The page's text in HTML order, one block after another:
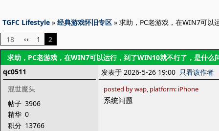
TGFC Lifestyle » 经典游戏怀旧专区 » 求助，PC老游戏，在WIN7可以
18
‹‹ 1
2
求助，PC老游戏，在WIN7可以运行，到了WIN10就不行了，是什么
qc0511
混世魔头
帖子 3906
精华 0
积分 13766
发表于 2026-5-26 19:00 只看该作者
posted by wap, platform: iPhone
系统问题